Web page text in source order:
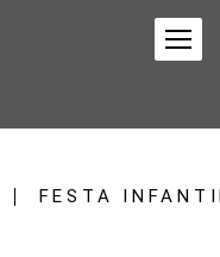
FESTA